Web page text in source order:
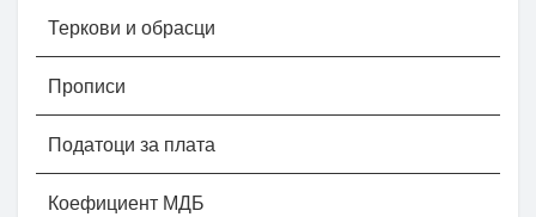
Теркови и обрасци
Прописи
Податоци за плата
Коефициент МДБ